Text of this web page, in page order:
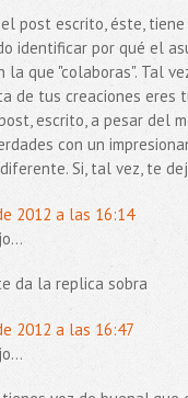
post escrito, éste, tiene
identificar por qué el
la que "colaboras". Tal
de tus creaciones eres
escrito, a pesar del
con un
Si, tal vez, te
2012 a las 16:14
da la replica sobra
2012 a las 16:47